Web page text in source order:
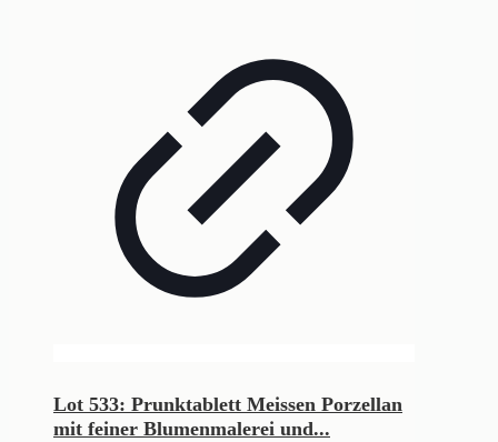
Lot 533: Prunktablett Meissen Porzellan
mit feiner Blumenmalerei und...